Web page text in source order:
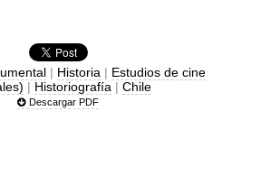
| Historia | Estudios de cine
| Historiografía | Chile
Descargar PDF